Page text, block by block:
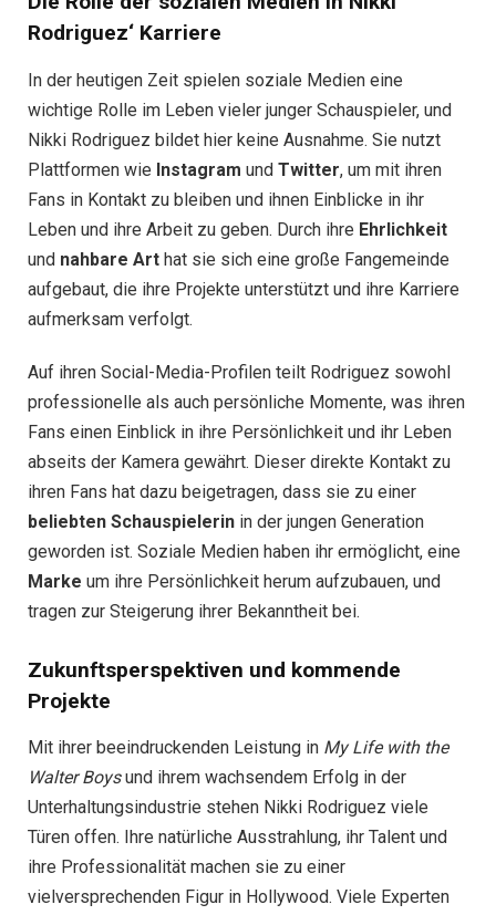
Rodriguez‘ Karriere
In der heutigen Zeit spielen soziale Medien eine
wichtige Rolle im Leben vieler junger Schauspieler, und
Nikki Rodriguez bildet hier keine Ausnahme. Sie nutzt
Plattformen wie Instagram und Twitter, um mit ihren
Fans in Kontakt zu bleiben und ihnen Einblicke in ihr
Leben und ihre Arbeit zu geben. Durch ihre Ehrlichkeit
und nahbare Art hat sie sich eine große Fangemeinde
aufgebaut, die ihre Projekte unterstützt und ihre Karriere
aufmerksam verfolgt.
Auf ihren Social-Media-Profilen teilt Rodriguez sowohl
professionelle als auch persönliche Momente, was ihren
Fans einen Einblick in ihre Persönlichkeit und ihr Leben
abseits der Kamera gewährt. Dieser direkte Kontakt zu
ihren Fans hat dazu beigetragen, dass sie zu einer
beliebten Schauspielerin in der jungen Generation
geworden ist. Soziale Medien haben ihr ermöglicht, eine
Marke um ihre Persönlichkeit herum aufzubauen, und
tragen zur Steigerung ihrer Bekanntheit bei.
Zukunftsperspektiven und kommende
Projekte
Mit ihrer beeindruckenden Leistung in My Life with the
Walter Boysund ihrem wachsendem Erfolg in der
Unterhaltungsindustrie stehen Nikki Rodriguez viele
Türen offen. Ihre natürliche Ausstrahlung, ihr Talent und
ihre Professionalität machen sie zu einer
vielversprechenden Figur in Hollywood. Viele Experten